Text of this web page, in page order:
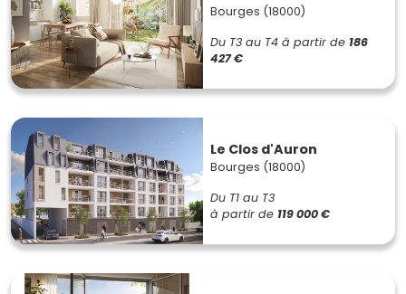
Bourges (18000)
Du T3 au T4 à partir de 186
427 €
Le Clos d'Auron
Bourges (18000)
Du T1 au T3
à partir de 119 000 €